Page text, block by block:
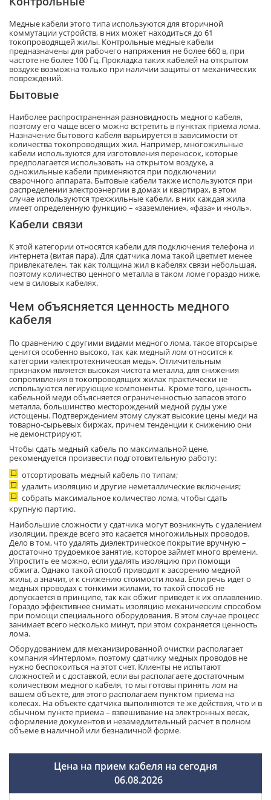
Медные кабели этого типа используются для вторичной
коммутации устройств, в них может находиться до 61
токопроводящей жилы. Контрольные медные кабели
предназначены для рабочего напряжения не более 660 в, при
частоте не более 100 Гц. Прокладка таких кабелей на открытом
воздухе возможна только при наличии защиты от механических
повреждений.
Бытовые
Наиболее распространенная разновидность медного кабеля,
поэтому его чаще всего можно встретить в пунктах приема лома.
Назначение бытового кабеля варьируется в зависимости от
количества токопроводящих жил. Например, многожильные
кабели используются для изготовления переносок, которые
предполагается использовать на открытом воздухе, а
одножильные кабели применяются при подключении
сварочного аппарата. Бытовые кабели также используются при
распределении электроэнергии в домах и квартирах, в этом
случае используются трехжильные кабели, в них каждая жила
имеет определенную функцию – «заземление», «фаза» и «ноль».
Кабели связи
К этой категории относятся кабели для подключения телефона и
интернета (витая пара). Для сдатчика лома такой цветмет менее
привлекателен, так как толщина жил в кабелях связи небольшая,
поэтому количество ценного металла в таком ломе гораздо ниже,
чем в силовых кабелях.
Чем объясняется ценность медного
кабеля
По сравнению с другими видами медного лома, такое вторсырье
ценится особенно высоко, так как медный лом относится к
категории «электротехническая медь». Отличительным
признаком является высокая чистота металла, для снижения
сопротивления в токопроводящих жилах практически не
используются легирующие компоненты. Кроме того, ценность
кабельной меди объясняется ограниченностью запасов этого
металла, большинство месторождений медной руды уже
истощены. Подтверждением этому служат высокие цены меди на
товарно-сырьевых биржах, причем тенденции к снижению они
не демонстрируют.
Чтобы сдать медный кабель по максимальной цене,
рекомендуется произвести подготовительную работу:
отсортировать медный кабель по типам;
удалить изоляцию и другие неметаллические включения;
собрать максимальное количество лома, чтобы сдать
крупную партию.
Наибольшие сложности у сдатчика могут возникнуть с удалением
изоляции, прежде всего это касается многожильных проводов.
Дело в том, что удалять диэлектрическое покрытие вручную –
достаточно трудоемкое занятие, которое займет много времени.
Упростить ее можно, если удалять изоляцию при помощи
обжига. Однако такой способ приводит к засорению медной
жилы, а значит, и к снижению стоимости лома. Если речь идет о
медных проводах с тонкими жилами, то такой способ не
допускается в принципе, так как обжиг приведет к их оплавлению.
Гораздо эффективнее снимать изоляцию механическим способом
при помощи специального оборудования. В этом случае процесс
занимает всего несколько минут, при этом сохраняется ценность
лома.
Оборудованием для механизированной очистки располагает
компания «Интерлом», поэтому сдатчику медных проводов не
нужно беспокоиться на этот счет. Клиенты не испытают
сложностей и с доставкой, если вы располагаете достаточным
количеством медного кабеля, то мы готовы принять лом на
вашем объекте, для этого располагаем пунктом приема на
колесах. На объекте сдатчика выполняются те же действия, что и в
обычном пункте приема – взвешивание на электронных весах,
оформление документов и незамедлительный расчет в полном
объеме в наличной или безналичной форме.
Цена на прием кабеля на сегодня
06.08.2026